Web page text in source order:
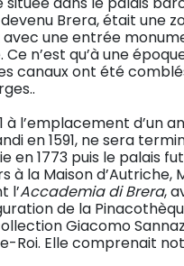
Brera, était une
une entrée
n’est qu’à une
canaux ont été
à l’emplacement d’un
en 1591, ne sera
en 1773 puis le palais
à la Maison d’Autriche,
l’Accademia di Brera,
de la
Giacomo
Roi. Elle comprenait